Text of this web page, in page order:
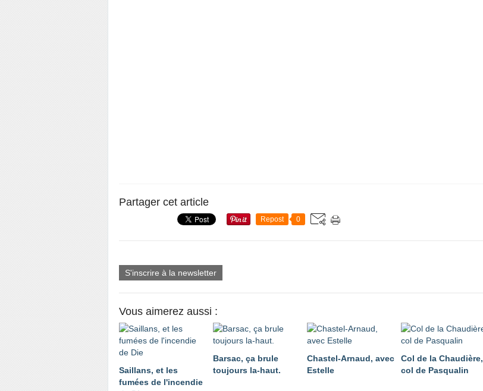
Partager cet article
Repost 0
S'inscrire à la newsletter
Vous aimerez aussi :
Saillans, et les
fumées de l'incendie
Barsac, ça brule
toujours la-haut.
Chastel-Arnaud, avec
Estelle
Col de la Chaudière,
col de Pasqualin